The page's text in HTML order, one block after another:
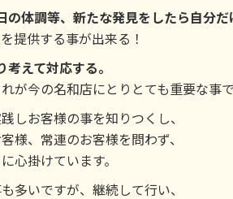
体調等、新たな発見をしたら自分だ
提供する事が出来る！
えて対応する。
が今の名和店にとりとても重要な事
しお客様の事を知りつくし、
様、常連のお客様を問わず、
心掛けています。
多いですが、継続して行い、